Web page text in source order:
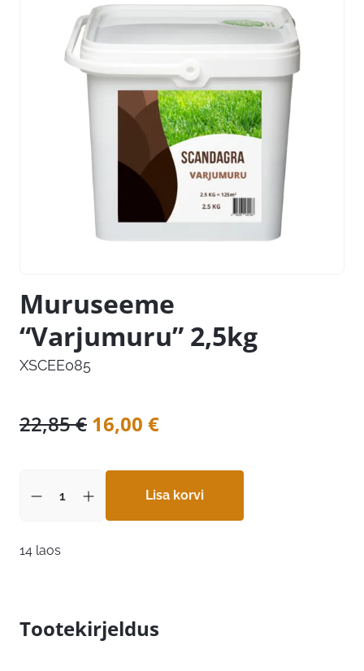
Muruseeme
“Varjumuru” 2,5kg
XSCEE085
22,85€ Algne
oli:
22,85 €.
16,00 €Praegune
on:
16,00 €.
Lisa korvi
14 laos
Tootekirjeldus